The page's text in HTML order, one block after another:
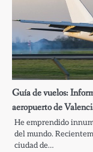
Guía de vuelos:
aeropuerto de
He emprendido
del mundo.
ciudad de…